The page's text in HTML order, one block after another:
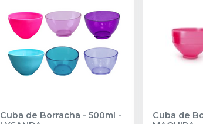
Cuba de Borracha - 500ml -
Cuba de